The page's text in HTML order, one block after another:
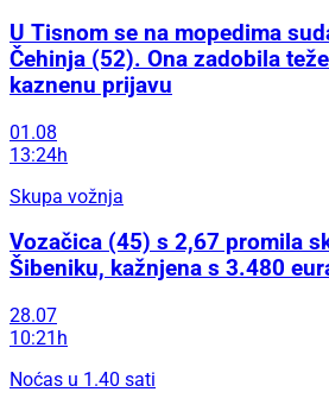
U Tisnom se na mopedima
Čehinja (52). Ona zadobila
kaznenu prijavu
01.08
13:24h
Skupa vožnja
Vozačica (45) s 2,67 promila
Šibeniku, kažnjena s 3.480
28.07
10:21h
Noćas u 1.40 sati